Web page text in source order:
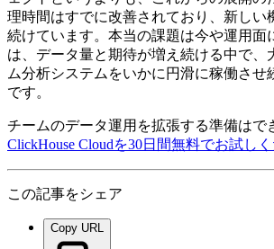
理時間はすでに改善されており、新しい
続けています。本当の課題は今や運用面
は、データ量と期待が増え続ける中で、
ム分析システムをいかに円滑に稼働させ
です。
チームのデータ運用を拡張する準備はで
ClickHouse Cloudを30日間無料でお試しく
この記事をシェア
Copy URL